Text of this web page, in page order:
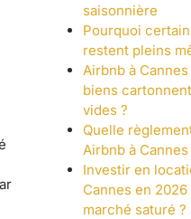
saisonnière
Pourquoi
restent pleins
Airbnb à
biens
vides ?
Quelle
Airbnb à
Investir en
Cannes en
marché saturé ?